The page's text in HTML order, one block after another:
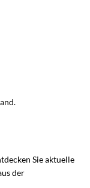
Sie aktuelle
der